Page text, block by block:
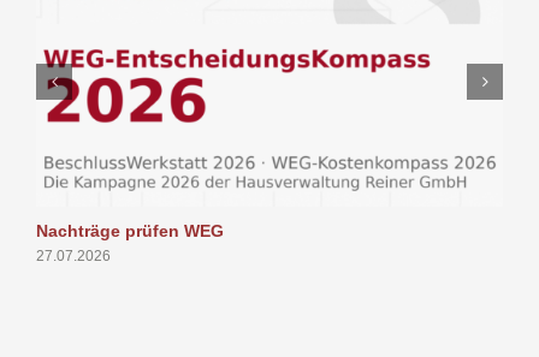
Nachträge prüfen WEG
27.07.2026